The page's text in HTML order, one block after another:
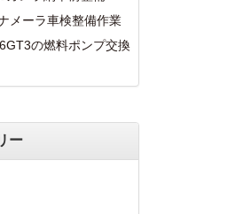
メーラ車検整備作業
の燃料ポンプ交換
ー